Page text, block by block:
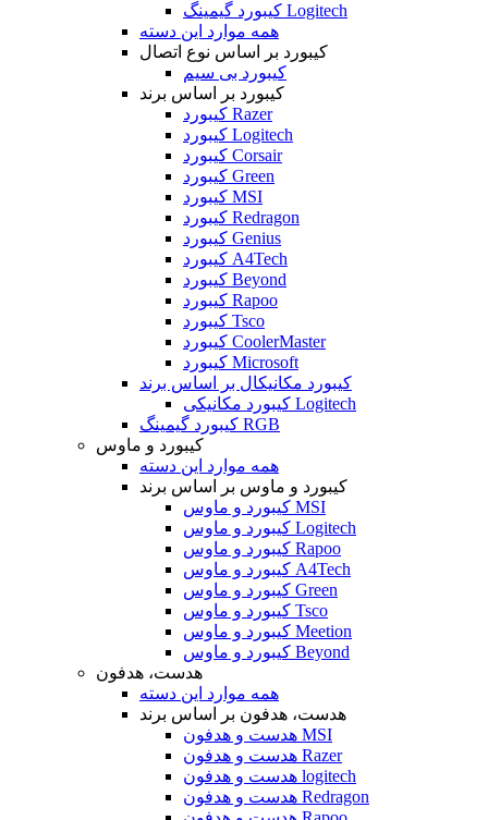
کیبورد گیمینگ Logitech
همه موارد این دسته
کیبورد بر اساس نوع اتصال
کیبورد بی سیم
کیبورد بر اساس برند
کیبورد Razer
کیبورد Logitech
کیبورد Corsair
کیبورد Green
کیبورد MSI
کیبورد Redragon
کیبورد Genius
کیبورد A4Tech
کیبورد Beyond
کیبورد Rapoo
کیبورد Tsco
کیبورد CoolerMaster
کیبورد Microsoft
کیبورد مکانیکال بر اساس برند
کیبورد مکانیکی Logitech
کیبورد گیمینگ RGB
کیبورد و ماوس
همه موارد این دسته
کیبورد و ماوس بر اساس برند
کیبورد و ماوس MSI
کیبورد و ماوس Logitech
کیبورد و ماوس Rapoo
کیبورد و ماوس A4Tech
کیبورد و ماوس Green
کیبورد و ماوس Tsco
کیبورد و ماوس Meetion
کیبورد و ماوس Beyond
هدست، هدفون
همه موارد این دسته
هدست، هدفون بر اساس برند
هدست و هدفون MSI
هدست و هدفون Razer
هدست و هدفون logitech
هدست و هدفون Redragon